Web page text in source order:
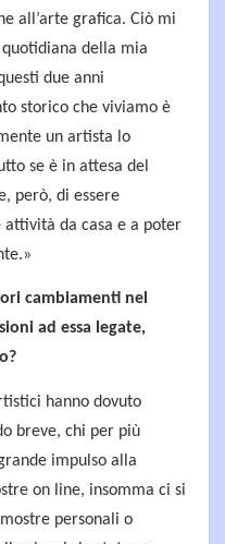
all’arte grafica. Ciò mi
della mia
due anni
storico che viviamo è
un artista lo
se è in attesa del
però, di essere
da casa e a poter
cambiamenti nel
ad essa legate,
hanno dovuto
breve, chi per più
impulso alla
on line, insomma ci si
personali o